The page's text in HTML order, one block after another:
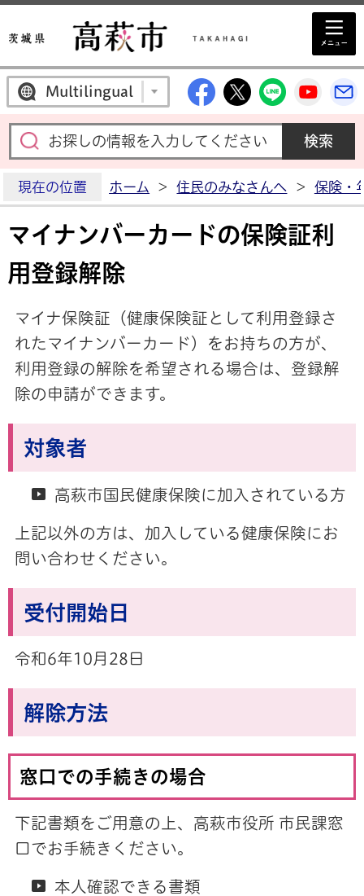
Multilingual 高萩市公式
高萩市公式X
高萩市
高
現在の位置 ホーム > 住民のみなさんへ > 保険・
マイナンバーカードの保険証利
用登録解除
マイナ保険証（健康保険証として利用登録さ
れたマイナンバーカード）をお持ちの方が、
利用登録の解除を希望される場合は、登録解
除の申請ができます。
対象者
高萩市国民健康保険に加入されている方
上記以外の方は、加入している健康保険にお
問い合わせください。
受付開始日
令和6年10月28日
解除方法
窓口での手続きの場合
下記書類をご用意の上、高萩市役所 市民課窓
口でお手続きください。
本人確認できる書類